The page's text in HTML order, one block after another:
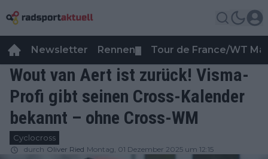
Newsletter Rennen Tour de France/WT
Wout van Aert ist zurück! Visma-
Profi gibt seinen Cross-Kalender
bekannt – ohne Cross-WM
Cyclocross
durch Oliver Ried Montag, 01 Dezember 2025 um 12:15